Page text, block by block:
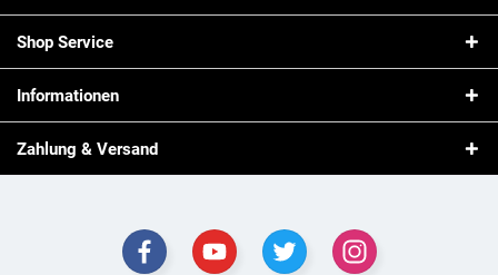
Shop Service
Informationen
Zahlung & Versand